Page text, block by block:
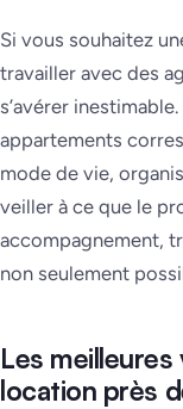
Si vous souhaitez
travailler avec des
s’avérer
appartements
mode de vie,
veiller à ce que le
accompagnement,
non seulement
Les
location près